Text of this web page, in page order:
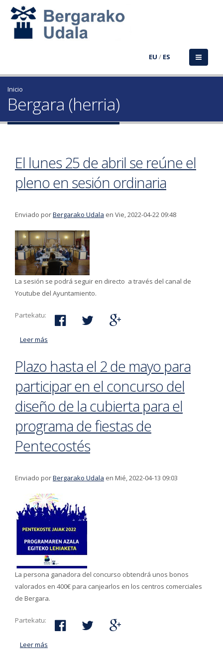
EU / ES
Inicio
Bergara (herria)
El lunes 25 de abril se reúne el
pleno en sesión ordinaria
Enviado porBergarako Udala en Vie, 2022-04-22 09:48
La sesión se podrá seguir en directo a través del canal de
Youtube del Ayuntamiento.
Partekatu:
Leer más
Plazo hasta el 2 de mayo para
participar en el concurso del
diseño de la cubierta para el
programa de fiestas de
Pentecostés
Enviado porBergarako Udala en Mié, 2022-04-13 09:03
La persona ganadora del concurso obtendrá unos bonos
valorados en 400€ para canjearlos en los centros comerciales
de Bergara.
Partekatu:
Leer más